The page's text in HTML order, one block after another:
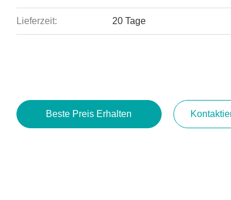
Lieferzeit: 20 Tage
Beste Preis Erhalten